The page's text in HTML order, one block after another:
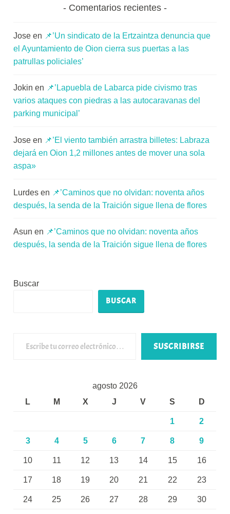
Comentarios recientes
Jose en 📌’Un sindicato de la Ertzaintza denuncia que
el Ayuntamiento de Oion cierra sus puertas a las
patrullas policiales’
Jokin en 📌’Lapuebla de Labarca pide civismo tras
varios ataques con piedras a las autocaravanas del
parking municipal’
Jose en 📌’El viento también arrastra billetes: Labraza
dejará en Oion 1,2 millones antes de mover una sola
aspa»
Lurdes en 📌’Caminos que no olvidan: noventa años
después, la senda de la Traición sigue llena de flores
Asun en 📌’Caminos que no olvidan: noventa años
después, la senda de la Traición sigue llena de flores
Buscar
BUSCAR
SUSCRIBIRSE
agosto 2026
L
M X J V S D
1 2
3 4 5 6 7 8 9
10 11 12 13 14 15 16
17 18 19 20 21 22 23
24 25 26 27 28 29 30